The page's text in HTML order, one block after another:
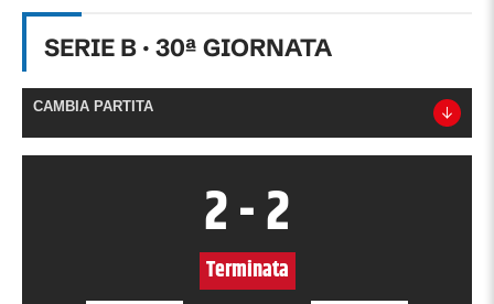
SERIE B · 30ª GIORNATA
CAMBIA PARTITA
2-2
Terminata